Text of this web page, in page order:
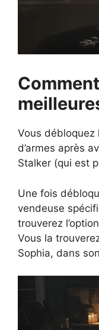
Vous débloquez
d’armes après
Stalker (qui est
Une fois
vendeuse
trouverez
Vous la
Sophia, dans